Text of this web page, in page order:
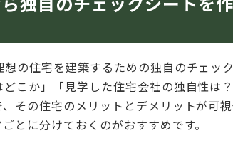
の住宅を建築するための独自のチェッ
こか」「見学した住宅会社の独自性は
その住宅のメリットとデメリットが可
とに分けておくのがおすすめです。